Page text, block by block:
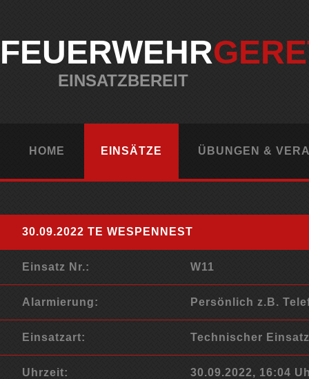
FEUERWEHR
EINSATZBEREIT
HOME EINSÄTZE ÜBUNGEN &
30.09.2022 TE WESPENNEST
Einsatz Nr.: W11
Alarmierung: Persönlich z.B.
Einsatzart: Technischer Einsatz
Uhrzeit: 30.09.2022, 16:04